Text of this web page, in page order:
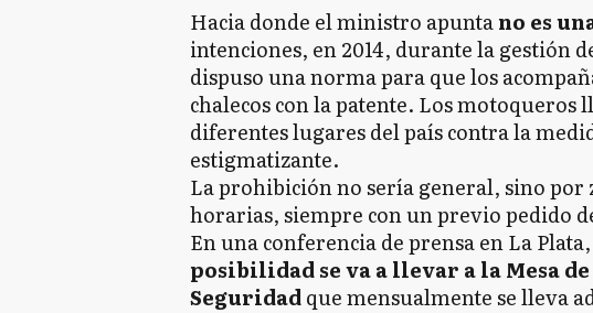
Hacia donde el ministro apuntano es
intenciones, en 2014, durante la gestión
dispuso una norma para que los
chalecos con la patente. Los motoqueros
diferentes lugares del país contra la
estigmatizante.
La prohibición no sería general, sino por
horarias, siempre con un previo pedido
En una conferencia de prensa en La Plata,
posibilidad se va a llevar a la Mesa
Seguridadque mensualmente se lleva